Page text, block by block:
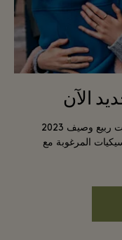
الآن
جديد في قرى مختارة، تسوق مجموعات ربيع وصيف 2023
المرغوبة مع